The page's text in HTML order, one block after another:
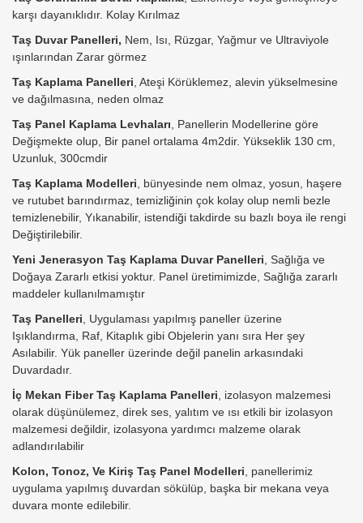
karşı dayanıklıdır. Kolay Kırılmaz
Taş Duvar Panelleri, Nem, Isı, Rüzgar, Yağmur ve Ultraviyole
ışınlarından Zarar görmez
Taş Kaplama Panelleri , Ateşi Körüklemez, alevin yükselmesine
ve dağılmasına, neden olmaz
Taş Panel Kaplama Levhaları , Panellerin Modellerine göre
Değişmekte olup, Bir panel ortalama 4m2dir. Yükseklik 130 cm,
Uzunluk, 300cmdir
Taş Kaplama Modelleri , bünyesinde nem olmaz, yosun, haşere
ve rutubet barındırmaz, temizliğinin çok kolay olup nemli bezle
temizlenebilir, Yıkanabilir, istendiği takdirde su bazlı boya ile rengi
Değiştirilebilir.
Yeni Jenerasyon Taş Kaplama Duvar Panelleri , Sağlığa ve
Doğaya Zararlı etkisi yoktur. Panel üretimimizde, Sağlığa zararlı
maddeler kullanılmamıştır
Taş Panelleri , Uygulaması yapılmış paneller üzerine
Işıklandırma, Raf, Kitaplık gibi Objelerin yanı sıra Her şey
Asılabilir. Yük paneller üzerinde değil panelin arkasındaki
Duvardadır.
İç Mekan Fiber Taş Kaplama Panelleri , izolasyon malzemesi
olarak düşünülemez, direk ses, yalıtım ve ısı etkili bir izolasyon
malzemesi değildir, izolasyona yardımcı malzeme olarak
adlandırılabilir
Kolon, Tonoz, Ve Kiriş Taş Panel Modelleri , panellerimiz
uygulama yapılmış duvardan sökülüp, başka bir mekana veya
duvara monte edilebilir.